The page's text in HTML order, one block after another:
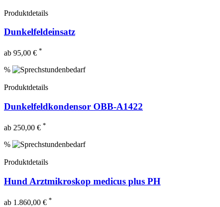
Produktdetails
Dunkelfeldeinsatz
ab 95,00 € *
%
Produktdetails
Dunkelfeldkondensor OBB-A1422
ab 250,00 € *
%
Produktdetails
Hund Arztmikroskop medicus plus PH
ab 1.860,00 € *